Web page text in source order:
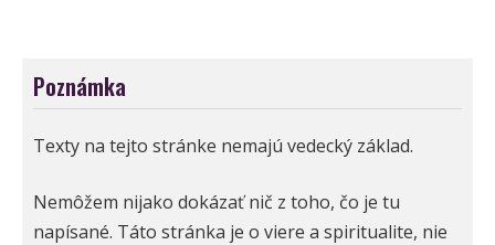
Poznámka
Texty na tejto stránke nemajú vedecký základ.
Nemôžem nijako dokázať nič z toho, čo je tu
napísané. Táto stránka je o viere a spiritualite, nie